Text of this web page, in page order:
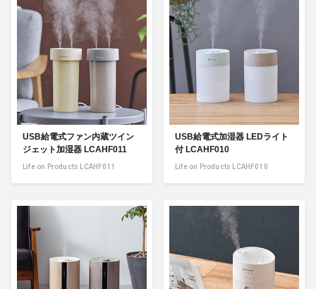
USB給電式ファン内蔵ツイン
ジェット加湿器 LCAHF011
Life on Products LCAHF011
USB給電式加湿器 LEDライト
付 LCAHF010
Life on Products LCAHF010